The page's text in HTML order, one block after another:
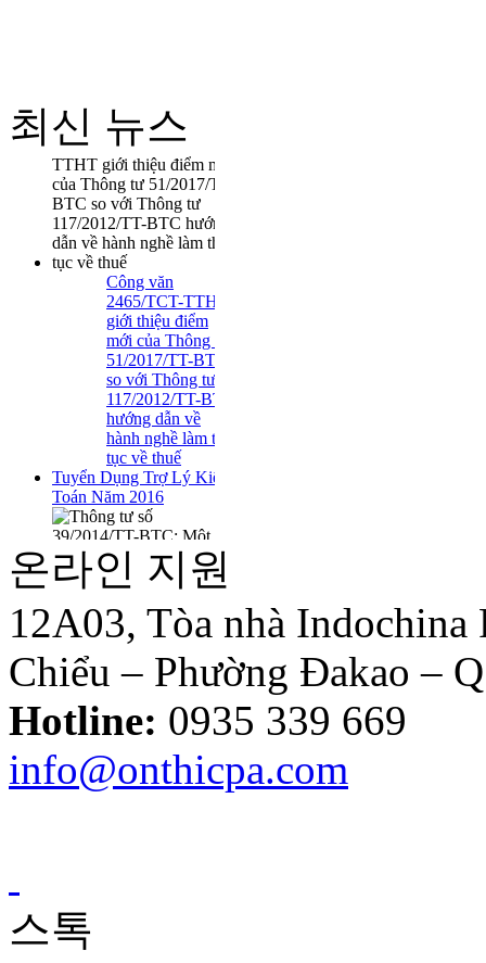
최신 뉴스
Công văn
2465/TCT-TTHT
giới thiệu điểm
mới của Thông tư
51/2017/TT-BTC
so với Thông tư
117/2012/TT-BTC
hướng dẫn về
hành nghề làm thủ
tục về thuế
Tuyển Dụng Trợ Lý Kiểm
Toán Năm 2016
Thông tư số
39/2014/TT-BTC:
Một số quy định
mới về hóa đơn..
Loại Trừ Giao
Dịch Nội Bộ Giữa
Công Ty Mẹ Và
온라인 지원
12A03, Tòa nhà
Chiểu – Phường Đakao –
Hotline: 0935 339 669
info@onthicpa.com
스톡